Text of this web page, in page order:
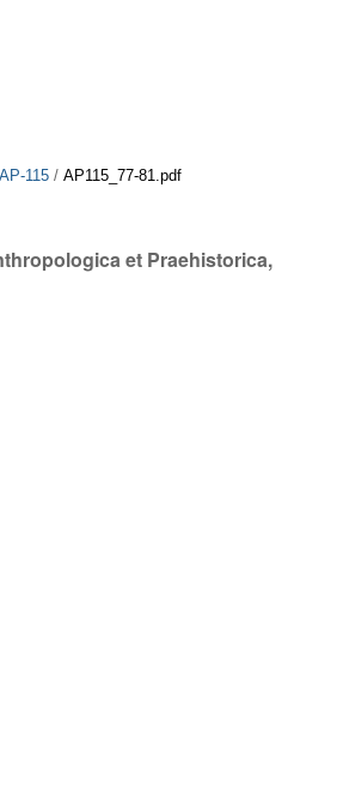
AP-115 /AP115_77-81.pdf
et Praehistorica,